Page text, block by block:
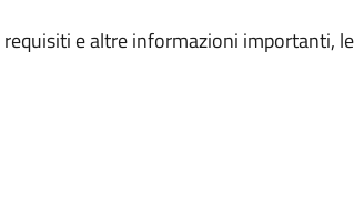
e altre informazioni importanti,